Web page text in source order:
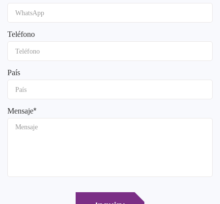
Teléfono
País
Mensaje*